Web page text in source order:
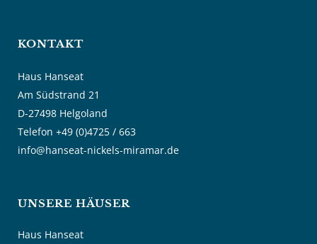
KONTAKT
Haus Hanseat
Am Südstrand 21
D-27498 Helgoland
Telefon +49 (0)4725 / 663
info@hanseat-nickels-miramar.de
UNSERE HÄUSER
Haus Hanseat